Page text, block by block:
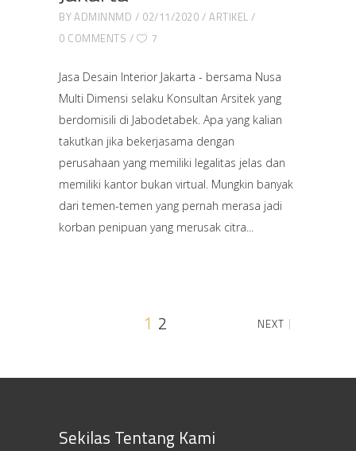
BYADMINNMD 02/11/2020
ARTIKEL
0 COMMENTS
7
Jasa Desain Interior Jakarta - bersama Nusa
Multi Dimensi selaku Konsultan Arsitek yang
berdomisili di Jabodetabek. Apa yang kalian
takutkan jika bekerjasama dengan
perusahaan yang memiliki legalitas jelas dan
memiliki kantor bukan virtual. Mungkin banyak
dari temen-temen yang pernah merasa jadi
korban penipuan yang merusak citra
1 2 NEXT
Sekilas Tentang Kami